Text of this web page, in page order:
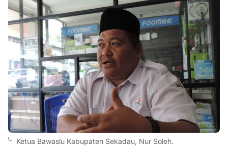
Ketua Bawaslu Kabupaten Sekadau, Nur Soleh.